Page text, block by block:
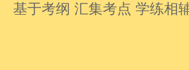
基于考纲 汇集考点 学练相